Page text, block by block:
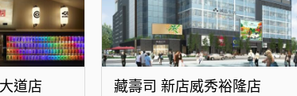
隆店 藏壽司 八德興豐路店